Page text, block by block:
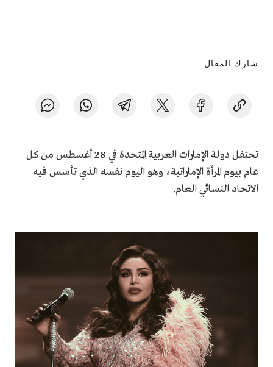
شارك المقال
تحتفل دولة الإمارات العربية المتحدة في 28 أغسطس من كل
عام بيوم المرأة الإماراتية، وهو اليوم نفسه الذي تأسس فيه
الاتحاد النسائي العام.